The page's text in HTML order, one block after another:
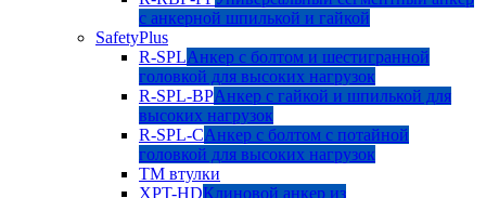
с анкерной шпилькой и гайкой
SafetyPlus
R-SPLАнкер с болтом и шестигранной
головкой для высоких нагрузок
R-SPL-BPАнкер с гайкой и шпилькой для
высоких нагрузок
R-SPL-CАнкер с болтом с потайной
головкой для высоких нагрузок
TM втулки
XPT-HDКлиновой анкер из